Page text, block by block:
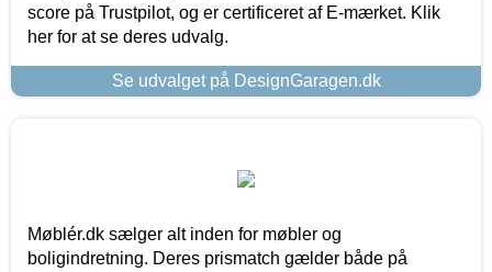
score på Trustpilot, og er certificeret af E-mærket. Klik
her for at se deres udvalg.
Se udvalget på DesignGaragen.dk
Møblér.dk sælger alt inden for møbler og
boligindretning. Deres prismatch gælder både på